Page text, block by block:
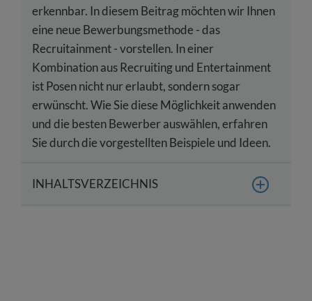
erkennbar. In diesem Beitrag möchten wir Ihnen
eine neue Bewerbungsmethode - das
Recruitainment - vorstellen. In einer
Kombination aus Recruiting und Entertainment
ist Posen nicht nur erlaubt, sondern sogar
erwünscht. Wie Sie diese Möglichkeit anwenden
und die besten Bewerber auswählen, erfahren
Sie durch die vorgestellten Beispiele und Ideen.
INHALTSVERZEICHNIS